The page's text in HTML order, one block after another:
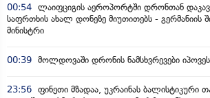
00:54 ლაიფციგის აეროპორტში დრონთან
საფრთხის ახალ დონეზე მიუთითებს - გერმანიის
მინისტრი
00:39 მოლდოვაში დრონის ნამსხვრევები იპოვეს
23:56 ფინეთი მზადაა, უკრაინას ბალისტიკური